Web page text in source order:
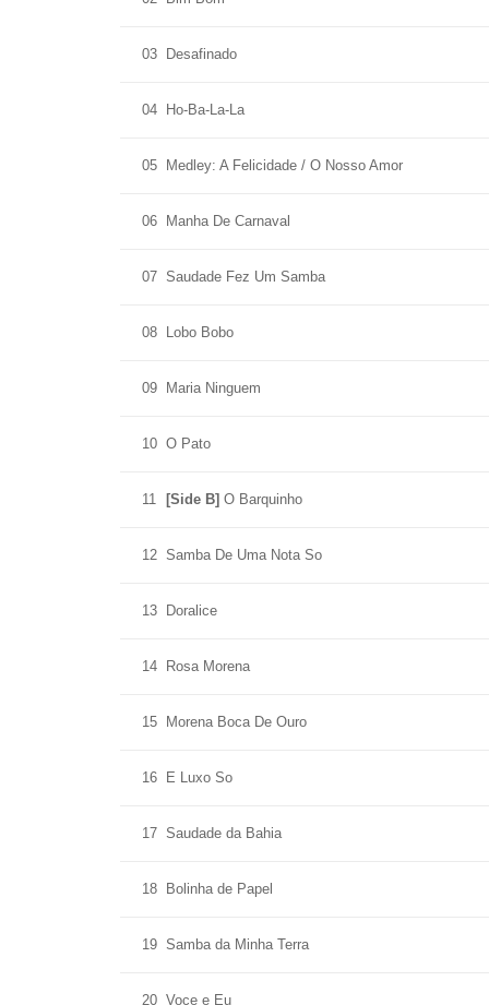
03 Desafinado
04 Ho-Ba-La-La
05 Medley: A Felicidade / O Nosso Amor
06 Manha De Carnaval
07 Saudade Fez Um Samba
08 Lobo Bobo
09 Maria Ninguem
10 O Pato
11 [Side B] O Barquinho
12 Samba De Uma Nota So
13 Doralice
14 Rosa Morena
15 Morena Boca De Ouro
16 E Luxo So
17 Saudade da Bahia
18 Bolinha de Papel
19 Samba da Minha Terra
20 Voce e Eu